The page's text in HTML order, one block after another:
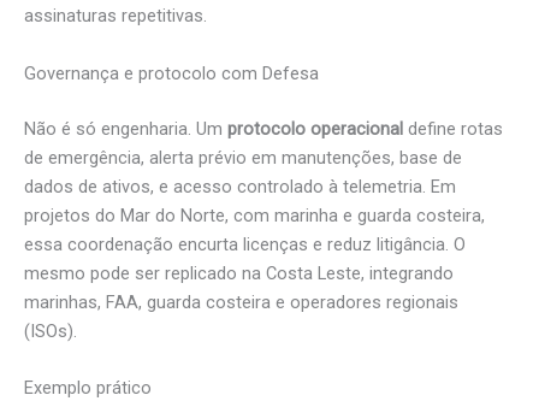
assinaturas repetitivas.
Governança e protocolo com Defesa
Não é só engenharia. Um protocolo operacional define rotas
de emergência, alerta prévio em manutenções, base de
dados de ativos, e acesso controlado à telemetria. Em
projetos do Mar do Norte, com marinha e guarda costeira,
essa coordenação encurta licenças e reduz litigância. O
mesmo pode ser replicado na Costa Leste, integrando
marinhas, FAA, guarda costeira e operadores regionais
(ISOs).
Exemplo prático